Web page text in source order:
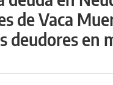
de Vaca
deudores en